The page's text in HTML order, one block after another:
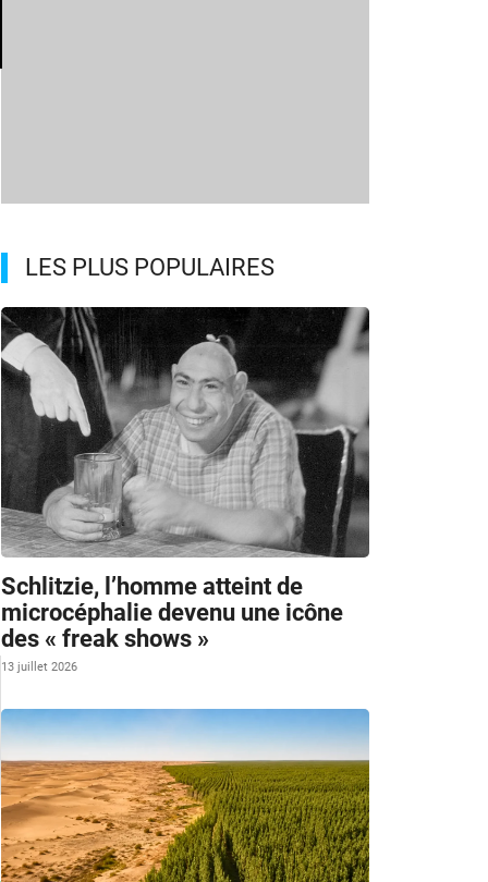
LES PLUS POPULAIRES
Schlitzie, l’homme atteint de
microcéphalie devenu une icône
des « freak shows »
13 juillet 2026